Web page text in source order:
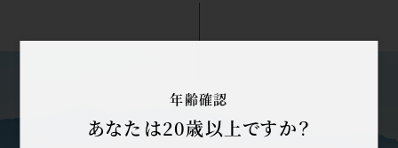
年齢確認
あなたは20歳以上ですか？